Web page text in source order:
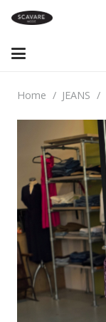
Home / JEANS /